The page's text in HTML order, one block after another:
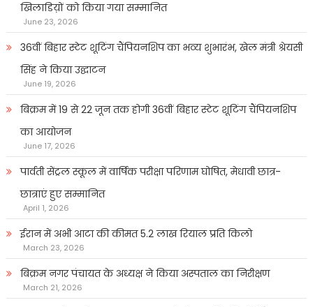
खिलाडिय़ों को किया गया सम्मानित
June 23, 2026
36वीं बिहार स्टेट शूटिंग चैंपियनशिप का भव्य शुभारंभ, खेल मंत्री श्रेयसी
सिंह ने किया उद्घाटन
June 19, 2026
बिक्रम में 19 से 22 जून तक होगी 36वीं बिहार स्टेट शूटिंग चैंपियनशिप
का आयोजन
June 17, 2026
पार्वती सेंट्रल स्कूल में वार्षिक परीक्षा परिणाम घोषित, मेधावी छात्र-
छात्राएं हुए सम्मानित
April 1, 2026
ईरान में अभी आटा की कीमत 5.2 लाख रियाल प्रति किलो
March 23, 2026
बिक्रम नगर पंचायत के अध्यक्ष ने किया अस्पताल का निरीक्षण
March 21, 2026